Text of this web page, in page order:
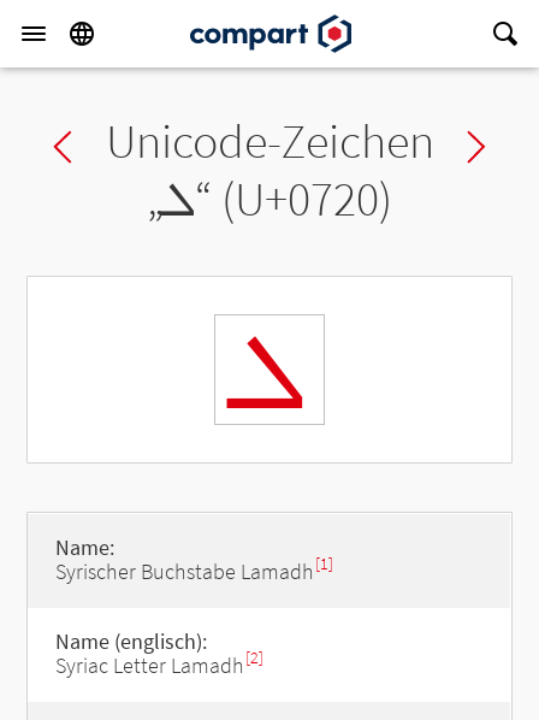
Previous char
Unicode-Zeichen
„ܠ“ (U+0720)
ܠ
Name:
Syrischer Buchstabe Lamadh [1]
Name (englisch):
Syriac Letter Lamadh [2]